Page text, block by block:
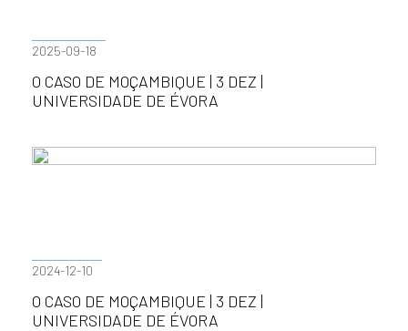
2025-09-18
O CASO DE MOÇAMBIQUE | 3 DEZ |
UNIVERSIDADE DE ÉVORA
2024-12-10
O CASO DE MOÇAMBIQUE | 3 DEZ |
UNIVERSIDADE DE ÉVORA